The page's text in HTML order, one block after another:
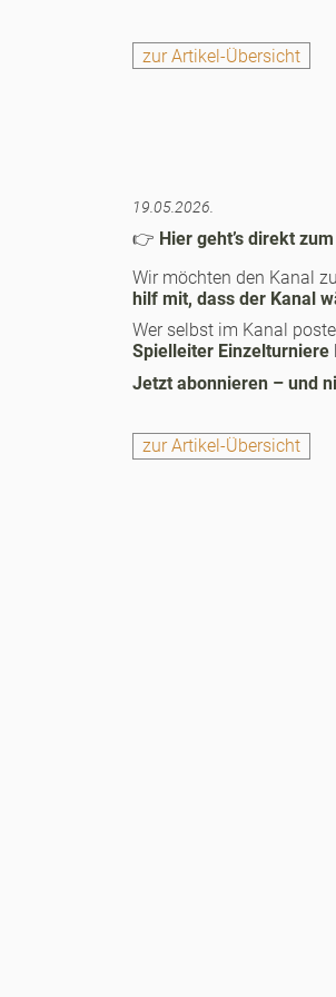
zur Artikel-Übersicht
19.05.2026.
👉 Hier geht’s direkt
Wir möchten den Kanal
hilf mit, dass der Kanal
Wer selbst im Kanal
Spielleiter Einzelturniere
Jetzt abonnieren – und
zur Artikel-Übersicht